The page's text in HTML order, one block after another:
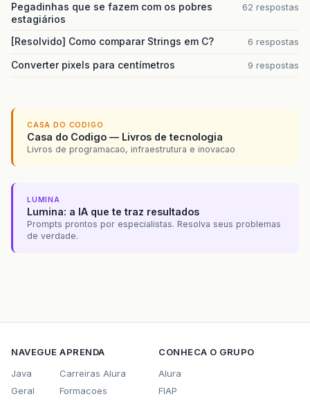
Pegadinhas que se fazem com os pobres
estagiários
62 respostas
[Resolvido] Como comparar Strings em C? 6 respostas
Converter pixels para centímetros 9 respostas
CASA DO CODIGO
Casa do Codigo — Livros de tecnologia
Livros de programacao, infraestrutura e inovacao
LUMINA
Lumina: a IA que te traz resultados
Prompts prontos por especialistas. Resolva seus problemas
de verdade.
NAVEGUE
Java
Geral
APRENDA
Carreiras Alura
Formacoes
CONHECA O GRUPO
Alura
FIAP